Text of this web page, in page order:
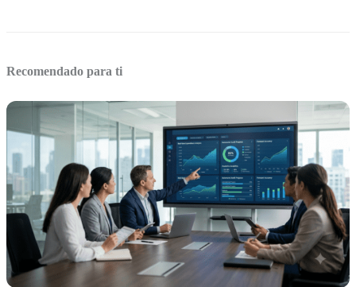
Recomendado para ti